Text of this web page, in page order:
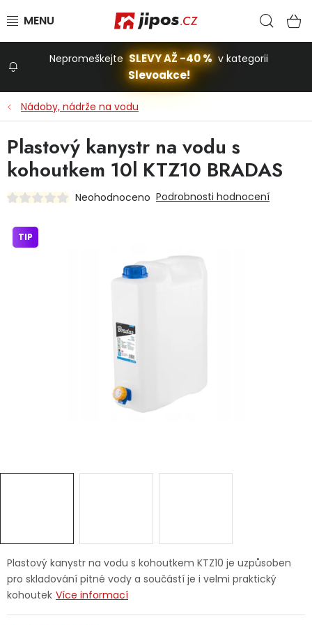
Stavba a dům
Značky
Nepromeškejte SLEVY AŽ -40 % v kategorii
Slevoakce!
Nádoby, nádrže na vodu
Plastový kanystr na vodu s kohoutkem KTZ10 je uzpůsoben
pro skladování pitné vody a součástí je i velmi praktický
kohoutek Více informací
Plastový kanystr na vodu s
kohoutkem 10l KTZ10 BRADAS
Neohodnoceno Podrobnosti hodnocení
TIP